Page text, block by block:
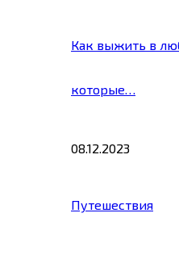
Как выжить в
которые…
08.12.2023
Путешествия